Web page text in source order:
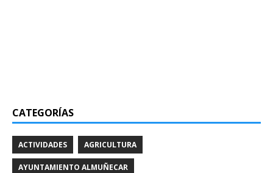
CATEGORÍAS
ACTIVIDADES AGRICULTURA
AYUNTAMIENTO ALMUÑECAR